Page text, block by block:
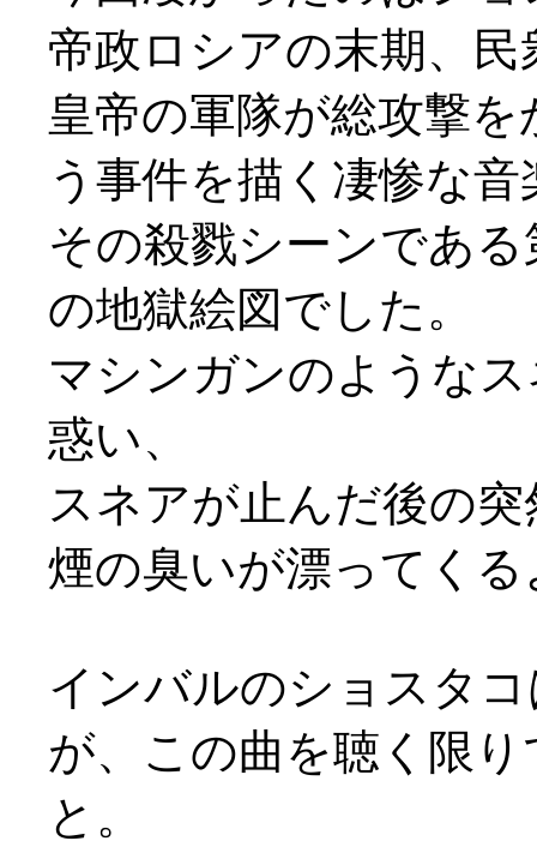
帝政ロシアの末期、
皇帝の軍隊が総攻撃
う事件を描く凄惨な
その殺戮シーンであ
の地獄絵図でした。
マシンガンのような
惑い、
スネアが止んだ後の
煙の臭いが漂ってく
インバルのショスタ
が、この曲を聴く限
と。